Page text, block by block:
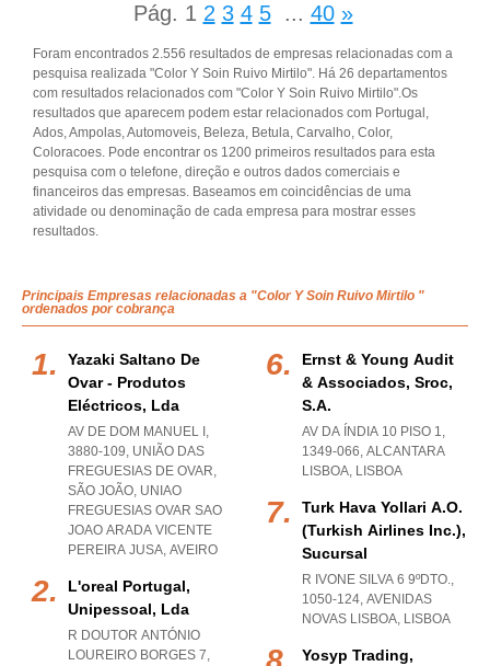
Pág. 1 2 3 4 5 ... 40 »
Foram encontrados 2.556 resultados de empresas relacionadas com a
pesquisa realizada "Color Y Soin Ruivo Mirtilo". Há 26 departamentos
com resultados relacionados com "Color Y Soin Ruivo Mirtilo".Os
resultados que aparecem podem estar relacionados com Portugal,
Ados, Ampolas, Automoveis, Beleza, Betula, Carvalho, Color,
Coloracoes. Pode encontrar os 1200 primeiros resultados para esta
pesquisa com o telefone, direção e outros dados comerciais e
financeiros das empresas. Baseamos em coincidências de uma
atividade ou denominação de cada empresa para mostrar esses
resultados.
Principais Empresas relacionadas a "Color Y Soin Ruivo Mirtilo "
ordenados por cobrança
Yazaki Saltano De
Ovar - Produtos
Eléctricos, Lda
AV DE DOM MANUEL I,
3880-109, UNIÃO DAS
FREGUESIAS DE OVAR,
SÃO JOÃO, UNIAO
FREGUESIAS OVAR SAO
JOAO ARADA VICENTE
PEREIRA JUSA, AVEIRO
L'oreal Portugal,
Unipessoal, Lda
R DOUTOR ANTÓNIO
LOUREIRO BORGES 7,
Ernst & Young Audit
& Associados, Sroc,
S.a.
AV DA ÍNDIA 10 PISO 1,
1349-066, ALCANTARA
LISBOA, LISBOA
Turk Hava Yollari A.o.
(turkish Airlines Inc.),
Sucursal
R IVONE SILVA 6 9ºDTO.,
1050-124, AVENIDAS
NOVAS LISBOA, LISBOA
Yosyp Trading,